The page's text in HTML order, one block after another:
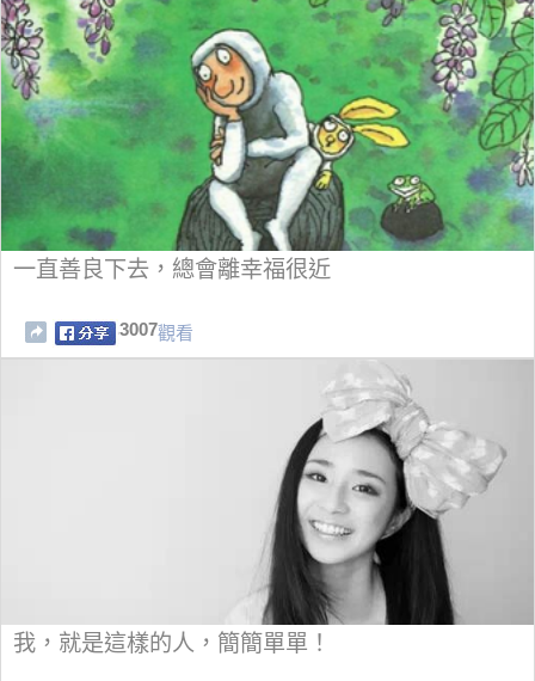
一直善良下去，總會離幸福很近
3007觀看
我，就是這樣的人，簡簡單單！